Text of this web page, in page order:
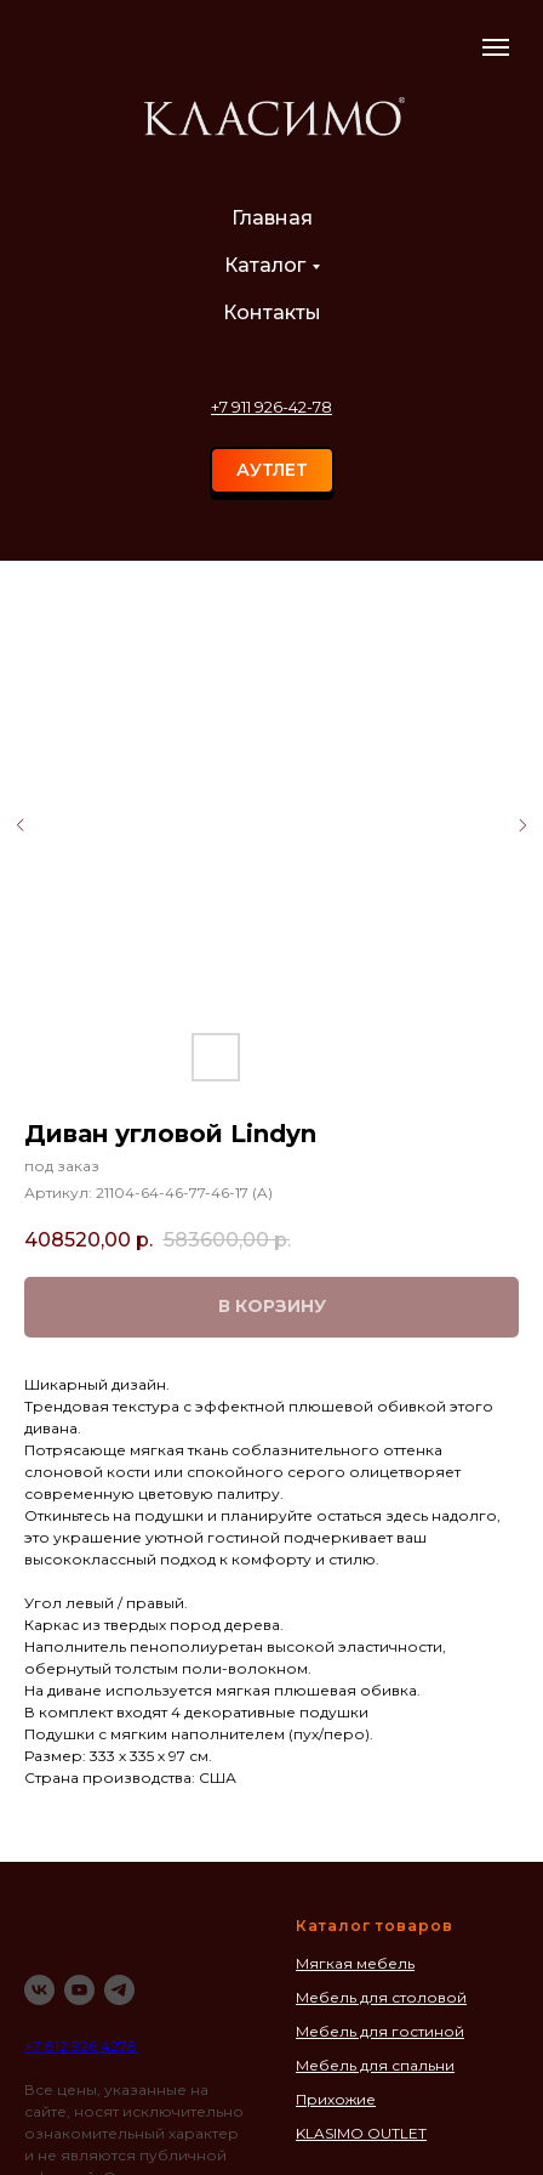
Главная
Каталог
Контакты
+7 911 926-42-78
АУТЛЕТ
Диван угловой Lindyn
под заказ
Артикул: 21104-64-46-77-46-17 (A)
408520,00 р. 583600,00 р.
В КОРЗИНУ
Шикарный дизайн.
Трендовая текстура с эффектной плюшевой обивкой этого
дивана.
Потрясающе мягкая ткань соблазнительного оттенка
слоновой кости или спокойного серого олицетворяет
современную цветовую палитру.
Откиньтесь на подушки и планируйте остаться здесь надолго,
это украшение уютной гостиной подчеркивает ваш
высококлассный подход к комфорту и стилю.
Угол левый / правый.
Каркас из твердых пород дерева.
Наполнитель пенополиуретан высокой эластичности,
обернутый толстым поли-волокном.
На диване используется мягкая плюшевая обивка.
В комплект входят 4 декоративные подушки
Подушки с мягким наполнителем (пух/перо).
Размер: 333 х 335 х 97 см.
Страна производства: США
+7 812 926 4278
Все цены, указанные на
сайте, носят исключительно
ознакомительный характер
и не являются публичной
Каталог товаров
Мягкая мебель
Мебель для столовой
Мебель для гостиной
Мебель для спальни
Прихожие
KLASIMO OUTLET